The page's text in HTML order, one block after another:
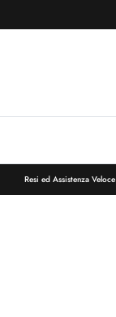
Resi ed Assistenza Veloce